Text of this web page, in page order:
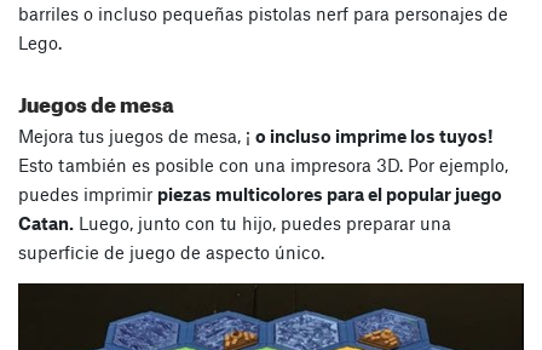
barriles o incluso pequeñas pistolas nerf para personajes de
Lego.
Juegos de mesa
Mejora tus juegos de mesa, ¡ o incluso imprime los tuyos!
Esto también es posible con una impresora 3D. Por ejemplo,
puedes imprimir piezas multicolores para el popular juego
Catan. Luego, junto con tu hijo, puedes preparar una
superficie de juego de aspecto único.